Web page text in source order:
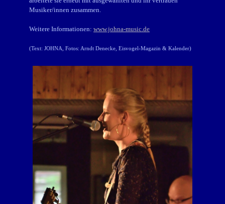
Musiker/innen zusammen.
Weitere Informationen: www.johna-music.de
(Text: JOHNA , Fotos: Arndt Denecke, Eisvogel-Magazin & Kalender)